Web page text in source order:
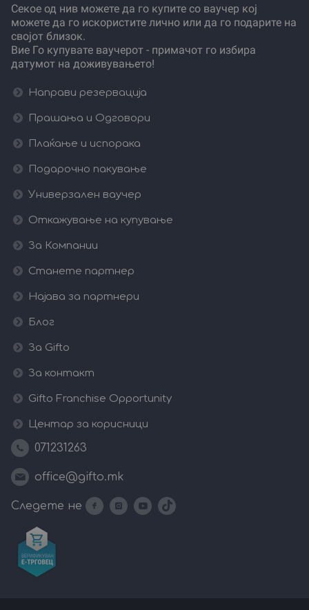
Секое од нив можете да го купите со ваучер кој
можете да го искористите лично или да го подарите на
својот близок.
Вие Го купувате ваучерот - примачот го избира
датумот на доживувањето!
Направи резервација
Прашања и Одговори
Плаќање и испорака
Подарочно пакување
Универзален ваучер
Откажување на купување
За Компании
Станете партнер
Најава за партнери
Блог
За Gifto
За контакт
Gifto Franchise Opportunity
Центар за корисници
071231263
office@gifto.mk
Следете не